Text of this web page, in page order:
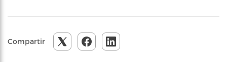
Compartir